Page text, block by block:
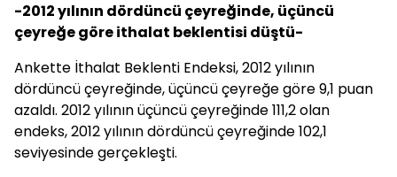
-2012 yılının dördüncü çeyreğinde, üçüncü
çeyreğe göre ithalat beklentisi düştü-
Ankette İthalat Beklenti Endeksi, 2012 yılının
dördüncü çeyreğinde, üçüncü çeyreğe göre 9,1 puan
azaldı. 2012 yılının üçüncü çeyreğinde 111,2 olan
endeks, 2012 yılının dördüncü çeyreğinde 102,1
seviyesinde gerçekleşti.